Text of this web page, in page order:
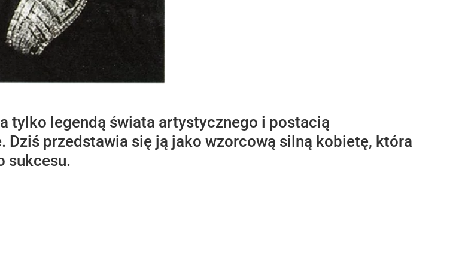
tylko legendą świata artystycznego i postacią
Dziś przedstawia się ją jako wzorcową silną kobietę, która
sukcesu.